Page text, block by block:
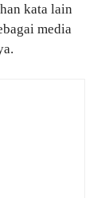
kata lain
media